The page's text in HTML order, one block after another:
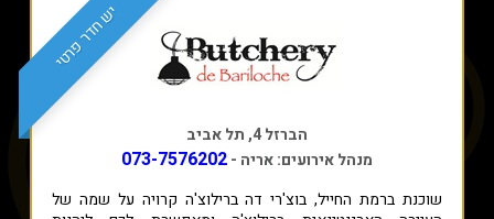
יש חדר פרטי
הברזל 4, תל אביב
מנהל אירועים: אריה -073-7576202
שוכנת ברמת החייל, בוצ'רי דה ברילוצ'ה קרויה על שמה של